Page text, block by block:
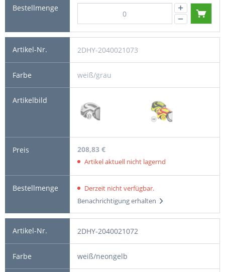
2DHY-2040021073
weiß/grau
208,83 €
Artikel aktuell nicht lagernd
Derzeit nicht verfügbar.
Benachrichtigung erhalten
2DHY-2040021072
weiß/neongelb